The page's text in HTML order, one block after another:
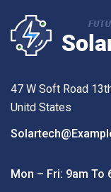
47 W Soft Road
Unitd States
Mon – Fri: 9am To